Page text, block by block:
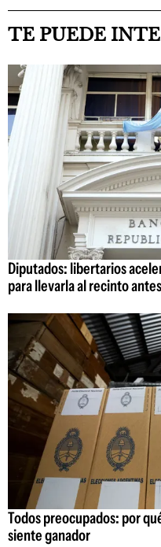
TE PUEDE
Diputados: libertarios
para llevarla al recinto
Todos preocupados: por
siente ganador